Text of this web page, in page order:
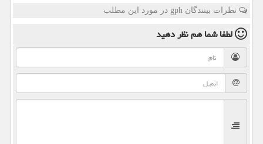
نظرات بینندگان gph در مورد این مطلب
لطفا شما همنظر دهید